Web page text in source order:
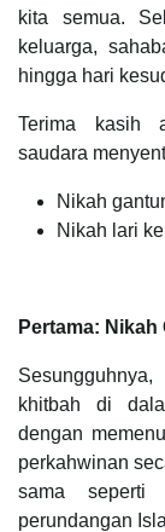
kita semua.
keluarga,
hingga hari
Terima kasih
saudara
Nikah
Nikah lari
Pertama:
khitbah di
dengan
perkahwinan
sama seperti
perundangan